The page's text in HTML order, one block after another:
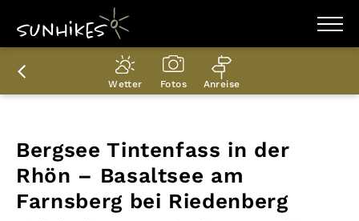
WANDERZIELE
WANDERUNGEN
ENTDECKEN
PLANER
Wetter Fotos Anreise
Bergsee Tintenfass in der
Rhön – Basaltsee am
Farnsberg bei Riedenberg